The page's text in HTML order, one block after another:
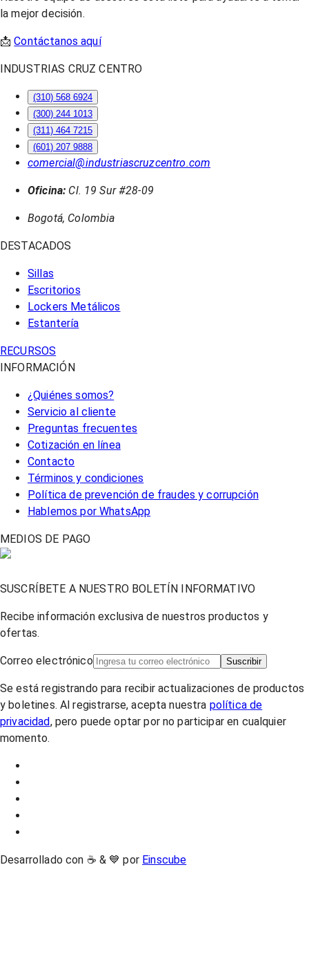
la mejor decisión.
📩Contáctanos aquí
INDUSTRIAS CRUZ CENTRO
(310) 568 6924
(300) 244 1013
(311) 464 7215
(601) 207 9888
comercial@industriascruzcentro.com
Oficina: Cl. 19 Sur #28-09
Bogotá, Colombia
DESTACADOS
Sillas
Escritorios
Lockers Metálicos
Estantería
RECURSOS
INFORMACIÓN
¿Quiénes somos?
Servicio al cliente
Preguntas frecuentes
Cotización en línea
Contacto
Términos y condiciones
Política de prevención de fraudes y corrupción
Hablemos por WhatsApp
MEDIOS DE PAGO
SUSCRÍBETE A NUESTRO BOLETÍN INFORMATIVO
Recibe información exclusiva de nuestros productos y
ofertas.
Correo electrónico Suscribir
Se está registrando para recibir actualizaciones de productos
y boletines. Al registrarse, acepta nuestra política de
privacidad, pero puede optar por no participar en cualquier
momento.
Desarrollado con ☕ & 💙 por Einscube